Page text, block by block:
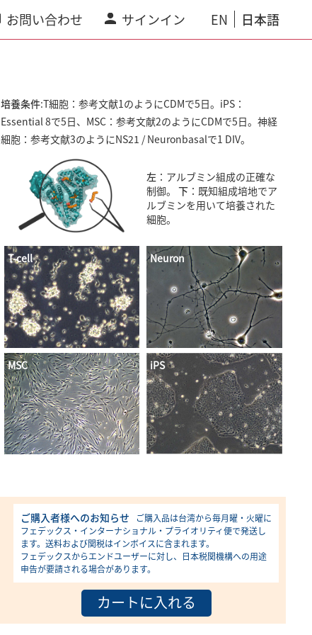
お問い合わせ サインイン EN 日本語
培養条件:T細胞：参考文献1のようにCDMで5日。iPS：
Essential 8で5日、MSC：参考文献2のようにCDMで5日。神経
細胞：参考文献3のようにNS21 / Neuronbasalで1 DIV。
左 ：アルブミン組成の正確な
制御。下 ：既知組成培地でア
ルブミンを用いて培養された
細胞。
T-cell Neuron
MSC iPS
ご購入者様へのお知らせ
ご購入品は台湾から毎月曜・火曜に
フェデックス・インターナショナル・プライオリティ便で発送し
ます。送料および関税はインボイスに含まれます。
フェデックスからエンドユーザーに対し、日本税関機構への用途
申告が要請される場合があります。
カートに入れる